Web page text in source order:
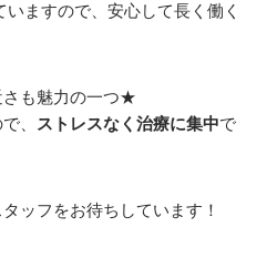
ますので、安心して長く働く
さも魅力の一つ★
、
ストレスなく治療に集中で
ッフをお待ちしています！